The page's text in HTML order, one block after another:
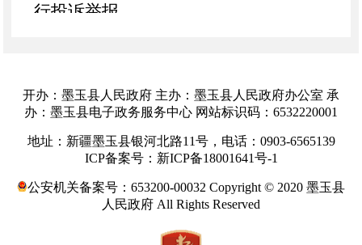
行投诉举报。
墨玉县
市场监督管理局
开办：墨玉县人民政府 主办：墨玉县人民政府办公室 承
办：墨玉县电子政务服务中心 网站标识码：6532220001
地址：新疆墨玉县银河北路11号，电话：0903-6565139
ICP备案号：新ICP备18001641号-1
公安机关备案号：653200-00032 Copyright © 2020 墨玉县
人民政府 All Rights Reserved